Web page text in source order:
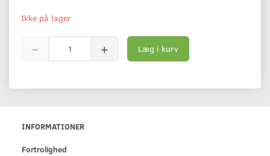
Ikke på lager
Læg i kurv
INFORMATIONER
Fortrolighed